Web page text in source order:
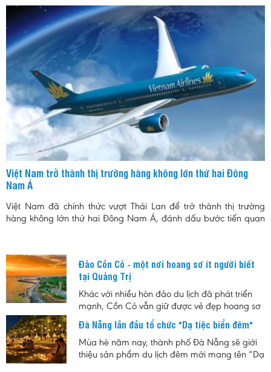
Việt Nam trở thành thị trường hàng không lớn thứ hai Đông
Nam Á
Việt Nam đã chính thức vượt Thái Lan để trở thành thị trường
hàng không lớn thứ hai Đông Nam Á, đánh dấu bước tiến quan
Đảo Cồn Cỏ - một nơi hoang sơ ít người biết
tại Quảng Trị
Khác với nhiều hòn đảo du lịch đã phát triển
mạnh, Cồn Cỏ vẫn giữ được vẻ đẹp hoang sơ
cùng nhịp sống chậm. Đây là lựa chọn phù
hợp cho những ai muốn tìm một nơi nghỉ ngắn
ngày, tránh sự đông đúc, đồng thời khám phá
hệ sinh thái biển, rừng nguyên sinh và những
Đà Nẵng lần đầu tổ chức "Dạ tiệc biển đêm"
Mùa hè năm nay, thành phố Đà Nẵng sẽ giới
thiệu sản phẩm du lịch đêm mới mang tên “Dạ